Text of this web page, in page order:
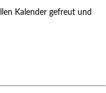
Kalender gefreut und